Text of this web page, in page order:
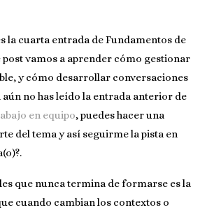
la cuarta entrada de Fundamentos de
post vamos a aprender cómo gestionar
y cómo desarrollar conversaciones
no has leído la entrada anterior de
en equipo, puedes hacer una
del tema y así seguirme la pista en
que nunca termina de formarse es la
cuando cambian los contextos o